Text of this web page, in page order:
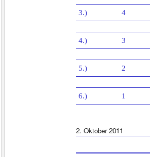
3.) 4
4.) 3
5.) 2
6.) 1
2. Oktober 2011